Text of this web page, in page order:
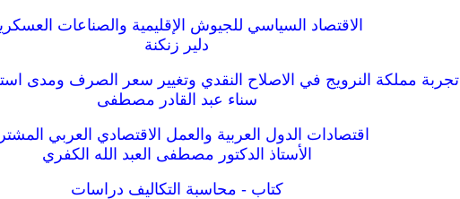
الاقتصاد السياسي للجيوش الإقليمية والصناعات
دلير زنكنة
تجربة مملكة النرويج في الاصلاح النقدي وتغيير سعر الصرف ومدى
سناء عبد القادر مصطفى
اقتصادات الدول العربية والعمل الاقتصادي العربي
الأستاذ الدكتور مصطفى العبد الله الكفري
كتاب - محاسبة التكاليف دراسات